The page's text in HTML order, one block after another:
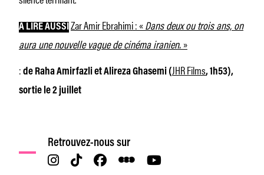
A LIRE AUSSI Zar Amir Ebrahimi : «Dans deux ou trois ans, on
aura une nouvelle vague de cinéma iranien.»
: de Raha Amirfazli et Alireza Ghasemi (JHR Films, 1h53),
sortie le 2 juillet
Retrouvez-nous sur